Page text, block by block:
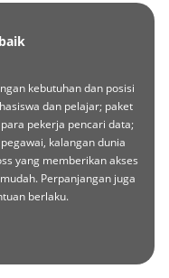
kebutuhan dan posisi
dan pelajar; paket
pekerja pencari data;
kalangan dunia
yang memberikan akses
Perpanjangan juga
berlaku.